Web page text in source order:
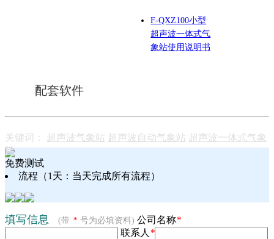
F-QXZ100小型
超声波一体式气
象站使用说明书
配套软件
关键词： 超声波气象站 超声波自动气象站 超声波一体式气象
站
免费测试
流程 （1天：当天完成所有流程）
填写信息 (带 * 号为必填资料) 公司名称*
联系人 *